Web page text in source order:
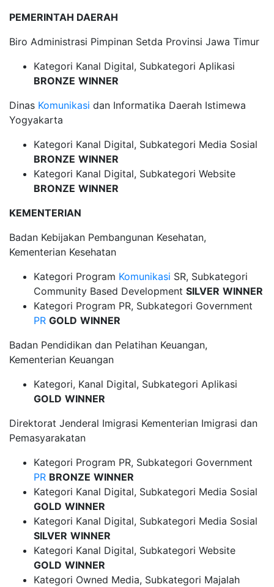
PEMERINTAH DAERAH
Biro Administrasi Pimpinan Setda Provinsi Jawa Timur
Kategori Kanal Digital, Subkategori Aplikasi
BRONZE WINNER
Dinas Komunikasi dan Informatika Daerah Istimewa
Yogyakarta
Kategori Kanal Digital, Subkategori Media Sosial
BRONZE WINNER
Kategori Kanal Digital, Subkategori Website
BRONZE WINNER
KEMENTERIAN
Badan Kebijakan Pembangunan Kesehatan,
Kementerian Kesehatan
Kategori Program Komunikasi SR, Subkategori
Community Based Development SILVER WINNER
Kategori Program PR, Subkategori Government
PR GOLD WINNER
Badan Pendidikan dan Pelatihan Keuangan,
Kementerian Keuangan
Kategori, Kanal Digital, Subkategori Aplikasi
GOLD WINNER
Direktorat Jenderal Imigrasi Kementerian Imigrasi dan
Pemasyarakatan
Kategori Program PR, Subkategori Government
PR BRONZE WINNER
Kategori Kanal Digital, Subkategori Media Sosial
GOLD WINNER
Kategori Kanal Digital, Subkategori Media Sosial
SILVER WINNER
Kategori Kanal Digital, Subkategori Website
GOLD WINNER
Kategori Owned Media, Subkategori Majalah